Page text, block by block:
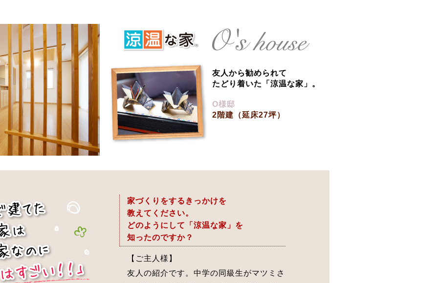
友人から勧められて
たどり着いた「涼温な家」。
O様邸
2階建（延床27坪）
家づくりをするきっかけを
教えてください。
どのようにして「涼温な家」を
知ったのですか？
【ご主人様】
友人の紹介です。中学の同級生がマツミさ